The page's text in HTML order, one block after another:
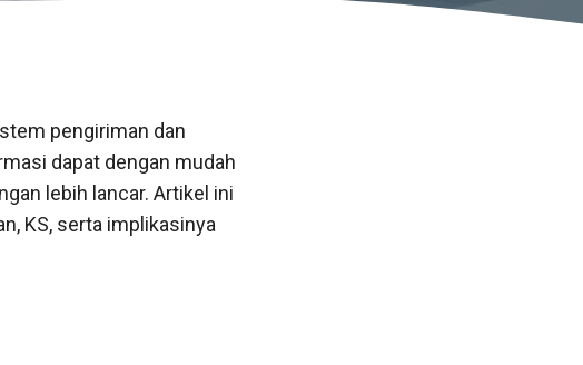
pengiriman dan
dapat dengan mudah
lebih lancar. Artikel ini
KS, serta implikasinya